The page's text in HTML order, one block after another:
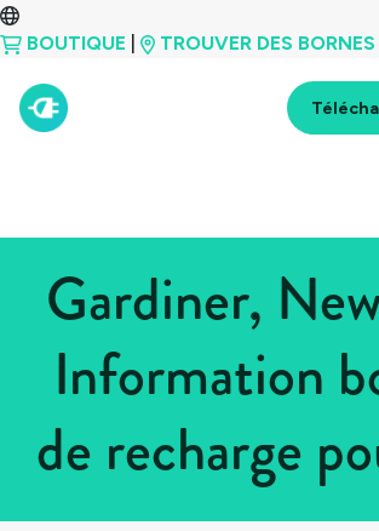
BOUTIQUE TROUVER DES BORNES
Gardiner,
Information
de recharge
États-Unis > New York